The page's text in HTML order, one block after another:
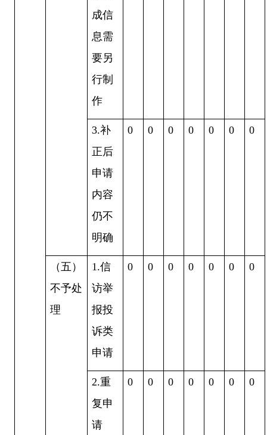
成信
息需
要另
行制
作
3.补
正后
申请
内容
仍不
明确
0 0 0 0 0 0 0
（五）
不予处
理
1.信
访举
报投
诉类
申请
0 0 0 0 0 0 0
2.重
复申
请
0 0 0 0 0 0 0